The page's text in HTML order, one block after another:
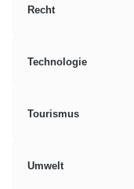
Recht
Technologie
Tourismus
Umwelt